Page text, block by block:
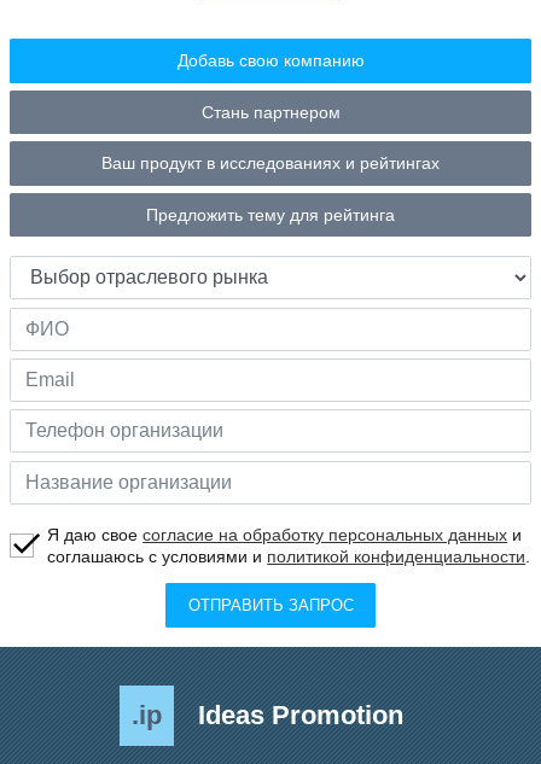
Добавь свою компанию
Стань партнером
Ваш продукт в исследованиях и рейтингах
Предложить тему для рейтинга
Я даю своесогласие на обработку персональных данных и
соглашаюсь с условиями и политикой конфиденциальности
ОТПРАВИТЬ ЗАПРОС
.ip Ideas Promotion